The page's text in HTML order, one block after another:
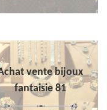
vente bijoux
fantaisie 81